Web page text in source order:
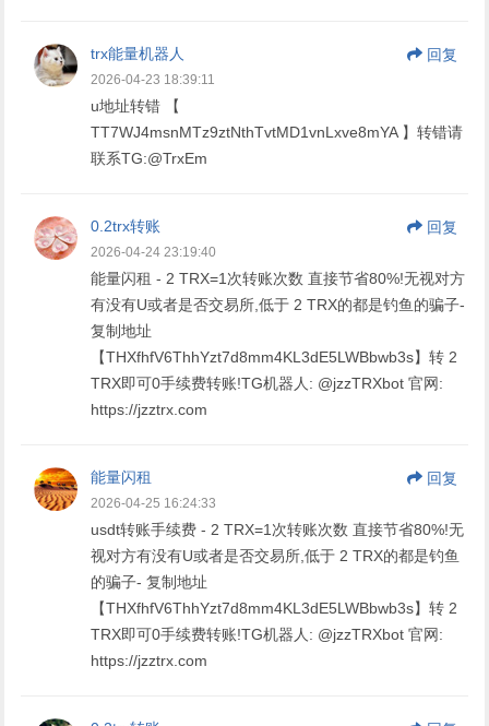
trx能量机器人 回复
2026-04-23 18:39:11
u地址转错 【
TT7WJ4msnMTz9ztNthTvtMD1vnLxve8mYA 】转错请
联系TG:@TrxEm
0.2trx转账 回复
2026-04-24 23:19:40
能量闪租 - 2 TRX=1次转账次数 直接节省80%!无视对方
有没有U或者是否交易所,低于 2 TRX的都是钓鱼的骗子-
复制地址
【THXfhfV6ThhYzt7d8mm4KL3dE5LWBbwb3s】转 2
TRX即可0手续费转账!TG机器人: @jzzTRXbot 官网:
https://jzztrx.com
能量闪租 回复
2026-04-25 16:24:33
usdt转账手续费 - 2 TRX=1次转账次数 直接节省80%!无
视对方有没有U或者是否交易所,低于 2 TRX的都是钓鱼
的骗子- 复制地址
【THXfhfV6ThhYzt7d8mm4KL3dE5LWBbwb3s】转 2
TRX即可0手续费转账!TG机器人: @jzzTRXbot 官网:
https://jzztrx.com